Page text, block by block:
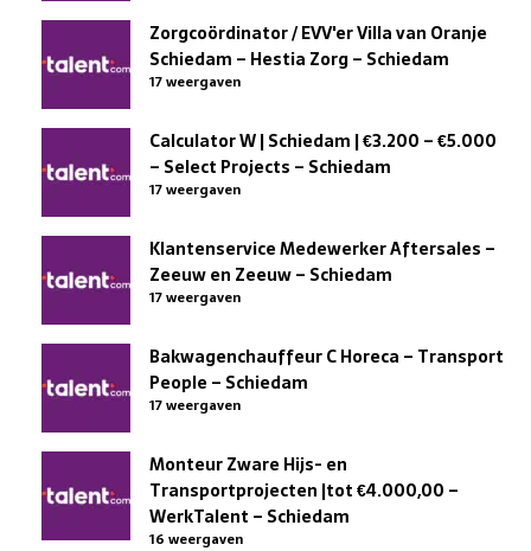
Zorgcoördinator / EVV'er Villa van Oranje
Schiedam – Hestia Zorg – Schiedam
17 weergaven
Calculator W | Schiedam | €3.200 – €5.000
– Select Projects – Schiedam
17 weergaven
Klantenservice Medewerker Aftersales –
Zeeuw en Zeeuw – Schiedam
17 weergaven
Bakwagenchauffeur C Horeca – Transport
People – Schiedam
17 weergaven
Monteur Zware Hijs- en
Transportprojecten |tot €4.000,00 –
WerkTalent – Schiedam
16 weergaven